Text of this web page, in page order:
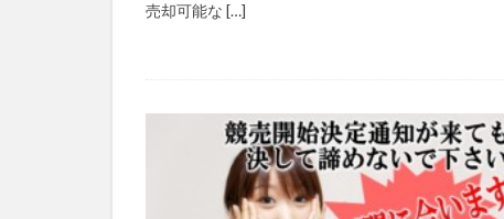
売却可能な […]